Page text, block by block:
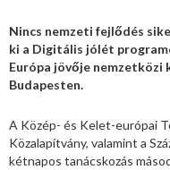
Nincs nemzeti fejlődés
ki a Digitális jólét
Európa jövője
Budapesten.
A Közép- és Kelet-európai
Közalapítvány, valamint a
kétnapos tanácskozás